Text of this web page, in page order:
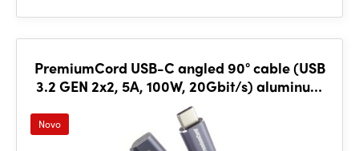
PremiumCord USB-C angled 90° cable (USB
3.2 GEN 2x2, 5A, 100W, 20Gbit/s) aluminum
connector caps, cotton braid, 1m
Novo